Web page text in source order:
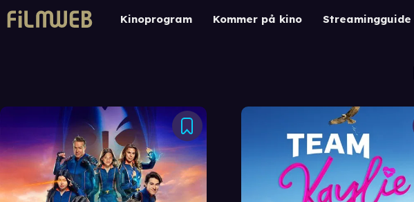
Kinoprogram Kommer på kino Streamingguide